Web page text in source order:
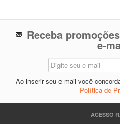
Receba
e-
Ao inserir seu e-mail você
Política de
ACESSO